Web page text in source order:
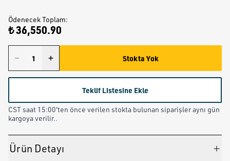
Ödenecek Toplam:
₺ 36,550.90
Stokta Yok
Teklif Listesine Ekle
CST saat 15:00'ten önce verilen stokta bulunan siparişler aynı gün
kargoya verilir..
Ürün Detayı